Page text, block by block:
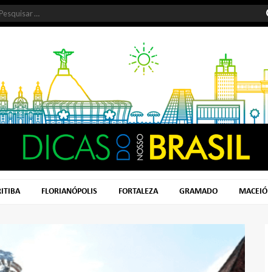
FLORIANÓPOLIS FORTALEZA GRAMADO MACEIÓ